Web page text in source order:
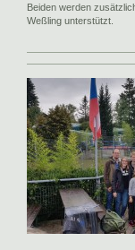
Beiden werden
Weßling unterstützt.